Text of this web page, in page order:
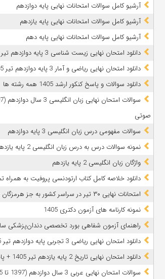
آرشیو کامل سوالات امتحانات نهایی پایه دوازدهم
آرشیو کامل سوالات امتحانات نهایی پایه یازدهم
آرشیو کامل سوالات امتحانات نهایی پایه دهم
دانلود امتحان نهایی زیست شناسی 3 پایه دوازدهم تیر 1405 + پاسخ
دانلود امتحان نهایی ریاضی و آمار 3 پایه دوازدهم تیر 1405 + پاسخ
دانلود سوالات و پاسخ کنکور ارشد 1405 همه رشته ها
صوتی
سوالات مفهومی درس زبان انگلیسی 3 پایه دوازدهم
نمونه سوالات درس به درس زبان انگلیسی 2 پایه یازدهم
واژگان زبان انگلیسی 2 پایه یازدهم
دانلود خلاصه کامل کتاب ارتودنسی پروفیت به همراه
امتحانات نهایی ۳۰ تیر در سراسر کشور به جز هرمزگان برگزار می شود
نمونه کارنامه های آزمون دکتری 1405
راهنمای آزمون شفاهی بورد تخصصی دندان‌پزشکی سال
دانلود امتحان نهایی ریاضی 3 تجربی پایه دوازدهم تیر 1405 + پاسخ
دانلود امتحان نهایی تاریخ 2 پایه یازدهم تیر 1405 + پاسخ
سوالات امتحان نهایی عربی 3 سال دوازدهم (1397 تا 1405)